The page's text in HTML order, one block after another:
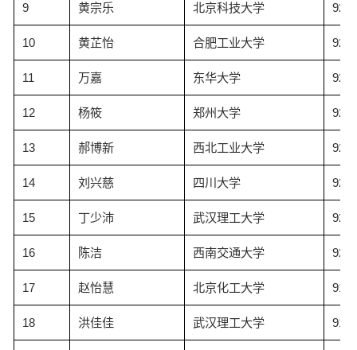
9 黄宗乐 北京科技大学
10 黄芷怡 合肥工业大学
11 万嘉 东华大学
12 杨筱 郑州大学
13 郝博新 西北工业大学
14 刘兴慈 四川大学
15 丁少沛 武汉理工大学
16 陈洁 西南交通大学
17 赵怡慧 北京化工大学
18 洪佳佳 武汉理工大学